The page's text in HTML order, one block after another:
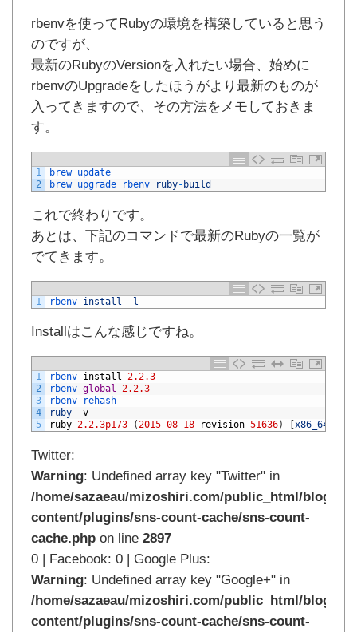
rbenvを使ってRubyの環境を構築していると思う
のですが、
最新のRubyのVersionを入れたい場合、始めに
rbenvのUpgradeをしたほうがより最新のものが
入ってきますので、その方法をメモしておきま
す。
1
2
brew update
brew upgrade rbenv ruby- build
これで終わりです。
あとは、下記のコマンドで最新のRubyの一覧が
でてきます。
1 rbenv install -l
Installはこんな感じですね。
1
2
3
4
5
rbenv install 2.2.3
rbenv global 2.2.3
rbenv
rehash
ruby
-v
ruby 2.2.3p173 (2015-08-18 revision 51636) x86_64
Twitter:
Warning: Undefined array key "Twitter" in
/home/sazaeau/mizoshiri.com/public_html/
content/plugins/sns-count-cache/sns-count-
cache.php on line 2897
0 | Facebook: 0 | Google Plus:
Warning: Undefined array key "Google+" in
/home/sazaeau/mizoshiri.com/public_html/
content/plugins/sns-count-cache/sns-count-